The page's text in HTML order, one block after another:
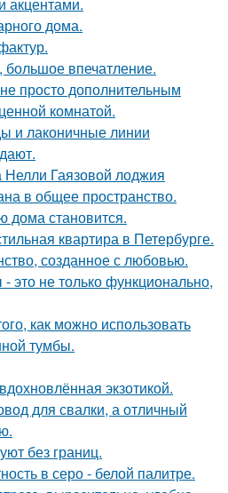
дома.
большое впечатление.
просто дополнительным
комнатой.
и лаконичные линии
Нелли Гаязовой лоджия
в общее пространство.
дома становится.
квартира в Петербурге.
созданное с любовью.
не только функционально,
как можно использовать
тумбы.
экзотикой.
для свалки, а отличный
без границ.
в серо - белой палитре.